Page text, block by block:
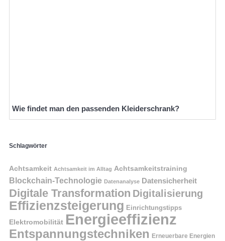
Wie findet man den passenden Kleiderschrank?
Schlagwörter
Achtsamkeit Achtsamkeit im Alltag Achtsamkeitstraining
Blockchain-Technologie Datenanalyse Datensicherheit
Digitale Transformation Digitalisierung
Effizienzsteigerung Einrichtungstipps
Elektromobilität Energieeffizienz
Entspannungstechniken Erneuerbare Energien